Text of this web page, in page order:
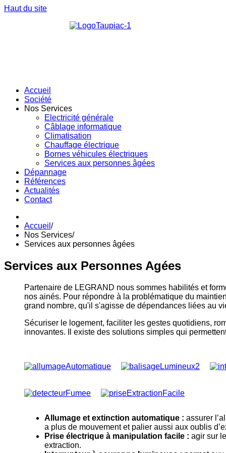
Haut du site
Accueil
Société
Nos Services
Electricité générale
Câblage informatique
Climatisation
Chauffage électrique
Bornes véhicules électriques
Services aux personnes âgées
Dépannage
Références
Actualités
Contact
Accueil /
Nos Services/
Services aux personnes âgées
Services aux Personnes Agées
Partenaire de LEGRAND nous sommes habilités et
nos ainés. Pour répondre à la problématique du
grand nombre, qu'il s'agisse de dépendances liées au
Sécuriser le logement, faciliter les gestes quotidiens,
innovantes. Il existe des solutions simples qui
Allumage et extinction automatique : assurer
a plus de mouvement et palier aussi aux oublis
Prise électrique à manipulation facile : agir sur
extraction.